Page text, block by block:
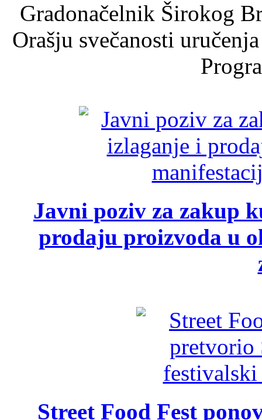
Gradonačelnik Širokog
Orašju svečanosti
Javni poziv za zakup
prodaju proizvoda u
Street Food Fest